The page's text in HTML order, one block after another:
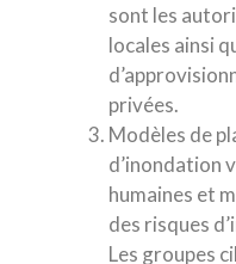
sont les
locales ainsi
privées.
Modèles de
d’inondation
humaines et
des risques
Les groupes